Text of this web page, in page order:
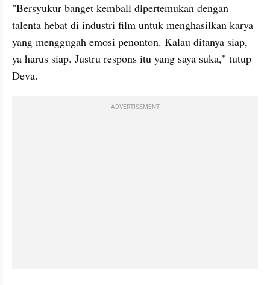
"Bersyukur banget kembali dipertemukan dengan
talenta hebat di industri film untuk menghasilkan karya
yang menggugah emosi penonton. Kalau ditanya siap,
ya harus siap. Justru respons itu yang saya suka," tutup
Deva.
ADVERTISEMENT